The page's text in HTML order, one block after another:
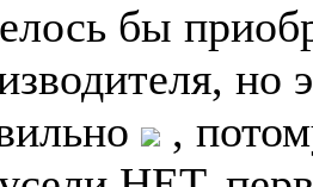
бы
но
,